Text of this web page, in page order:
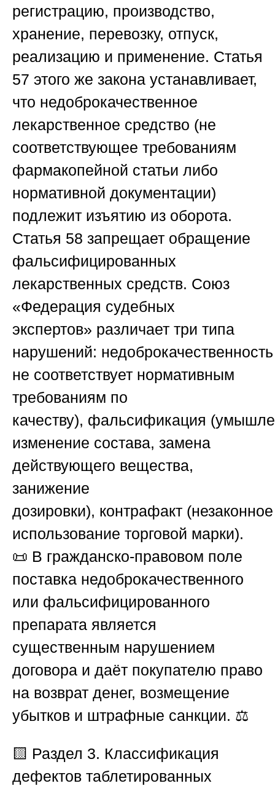
регистрацию, производство,
хранение, перевозку, отпуск,
реализацию и применение. Статья
57 этого же закона устанавливает,
что недоброкачественное
лекарственное средство (не
соответствующее требованиям
фармакопейной статьи либо
нормативной документации)
подлежит изъятию из оборота.
Статья 58 запрещает обращение
фальсифицированных
лекарственных средств. Союз
«Федерация судебных
экспертов» различает три типа
нарушений: недоброкачественность
не соответствует нормативным
требованиям по
качеству), фальсификация
изменение состава, замена
действующего вещества,
занижение
дозировки), контрафакт (незаконное
использование торговой марки).
📜 В гражданско-правовом поле
поставка недоброкачественного
или фальсифицированного
препарата является
существенным нарушением
договора и даёт покупателю право
на возврат денег, возмещение
убытков и штрафные санкции. ⚖️
🟨 Раздел 3. Классификация
дефектов таблетированных